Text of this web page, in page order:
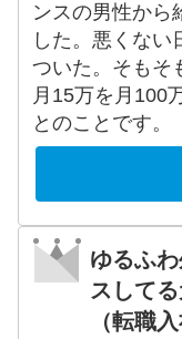
ンスの男性から
した。悪くない
ついた。そもそ
月15万を月100
とのことです。
ゆるふ
スして
（転職